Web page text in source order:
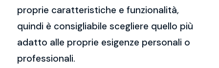
proprie caratteristiche e funzionalità,
quindi è consigliabile scegliere quello più
adatto alle proprie esigenze personali o
professionali.